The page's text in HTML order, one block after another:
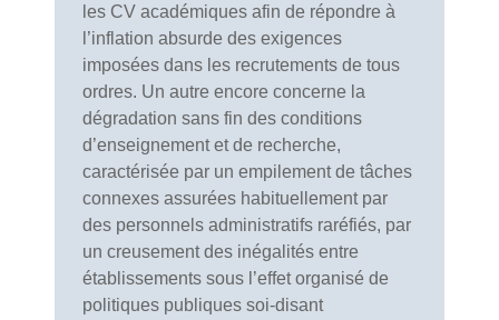
les CV académiques afin de répondre à
l’inflation absurde des exigences
imposées dans les recrutements de tous
ordres. Un autre encore concerne la
dégradation sans fin des conditions
d’enseignement et de recherche,
caractérisée par un empilement de tâches
connexes assurées habituellement par
des personnels administratifs raréfiés, par
un creusement des inégalités entre
établissements sous l’effet organisé de
politiques publiques soi-disant